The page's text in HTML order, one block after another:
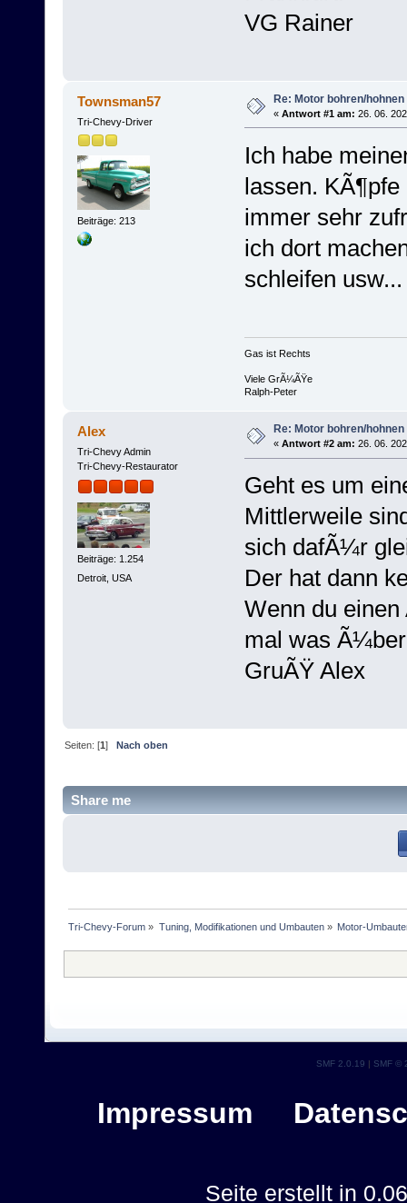
VG Rainer
Townsman57
Tri-Chevy-Driver
Beiträge: 213
Re: Motor bohren/hohnen
« Antwort #1 am: 26. 06.
Ich habe
lassen.
immer sehr
ich dort
schleifen usw...
Gas ist Rechts
Viele GrÃ¼ÃŸe
Ralph-Peter
Alex
Tri-Chevy Admin
Tri-Chevy-Restaurator
Beiträge: 1.254
Detroit, USA
Re: Motor bohren/hohnen
« Antwort #2 am: 26. 06.
Geht es um
Mittlerweile
sich dafÃ¼r
Der hat dann
Wenn du
mal was
GruÃŸ Alex
Seiten: [1] Nach oben
Share me
Tri-Chevy-Forum » Tuning, Modifikationen und Umbauten» Motor-
SMF 2.0.19 | SMF ©
Impressum
Seite erstellt in